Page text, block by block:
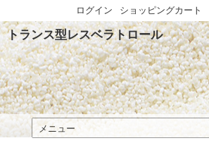
トランス型レスベラトロール
ショッピングカート
ログイン